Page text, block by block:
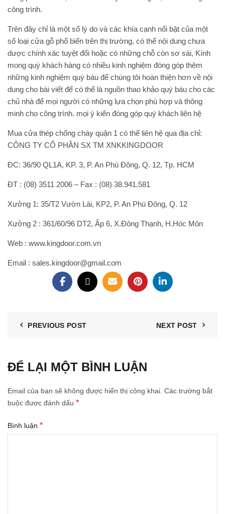
công trình.
Trên đây chỉ là một số lý do và các khía cạnh nổi bật của một
số loại cửa gỗ phổ biến trên thị trường, có thể nội dung chưa
dược chính xác tuyệt đối hoặc có những chỗ còn sơ sài, Kính
mong quý khách hàng có nhiều kinh nghiệm đóng góp thêm
những kinh nghiệm quý báu để chúng tôi hoàn thiện hơn về nội
dung cho bài viết để có thể là nguồn thao khảo quý báu cho các
chủ nhà để mọi người có những lựa chọn phù hợp và thông
minh cho công trình. mọi ý kiến đóng góp quý khách liên hệ
Mua cửa thép chống cháy quận 1 có thể liên hệ qua địa chỉ:
CÔNG TY CỔ PHẦN SX TM XNKKINGDOOR
ĐC: 36/90 QL1A, KP. 3, P. An Phú Đông, Q. 12, Tp. HCM
ĐT : (08) 3511 2006 – Fax : (08) 38.941.581
Xưởng 1: 35/T2 Vườn Lài, KP2, P. An Phú Đông, Q. 12
Xưởng 2 : 361/60/96 DT2, Ấp 6, X.Đông Thạnh, H.Hóc Môn
Web : www.kingdoor.com.vn
Email : sales.kingdoor@gmail.com
PREVIOUS POST NEXT POST
ĐỂ LẠI MỘT BÌNH LUẬN
Email của bạn sẽ không được hiển thị công khai. Các trường bắt
buộc được đánh dấu *
Bình luận *